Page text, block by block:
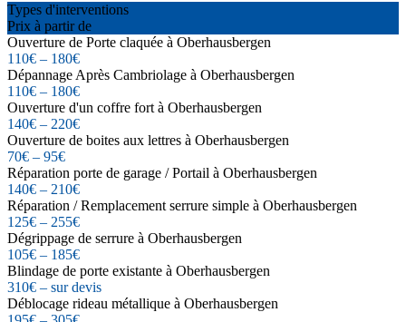
Types d'interventions
Prix à partir de
Ouverture de Porte claquée à Oberhausbergen
110€ – 180€
Dépannage Après Cambriolage à Oberhausbergen
110€ – 180€
Ouverture d'un coffre fort à Oberhausbergen
140€ – 220€
Ouverture de boites aux lettres à Oberhausbergen
70€ – 95€
Réparation porte de garage / Portail à Oberhausbergen
140€ – 210€
Réparation / Remplacement serrure simple à Oberhausbergen
125€ – 255€
Dégrippage de serrure à Oberhausbergen
105€ – 185€
Blindage de porte existante à Oberhausbergen
310€ – sur devis
Déblocage rideau métallique à Oberhausbergen